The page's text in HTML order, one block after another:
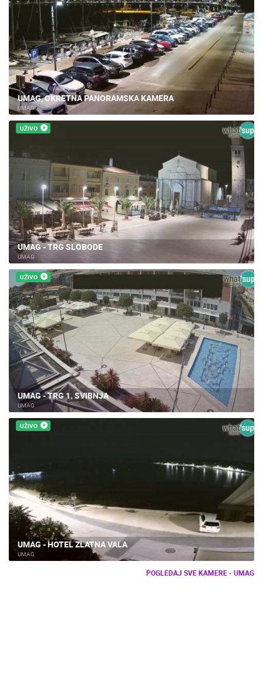
UMAG, OKRETNA PANORAMSKA KAMERA
UMAG
UŽIVO
UMAG - TRG SLOBODE
UMAG
UŽIVO
UMAG - TRG 1. SVIBNJA
UMAG
UŽIVO
UMAG - HOTEL ZLATNA VALA
UMAG
POGLEDAJ SVE KAMERE - UMAG